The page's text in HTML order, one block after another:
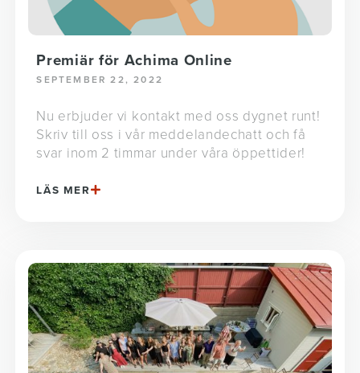
Premiär för Achima Online
SEPTEMBER 22, 2022
Nu erbjuder vi kontakt med oss dygnet runt!
Skriv till oss i vår meddelandechatt och få
svar inom 2 timmar under våra öppettider!
LÄS MER